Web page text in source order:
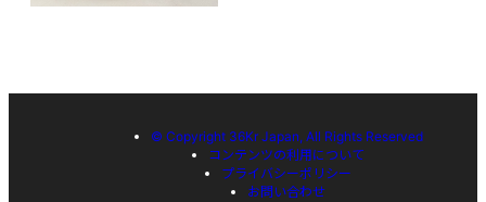
© Copyright 36Kr Japan, All Rights Reserved
コンテンツの利用について
プライバシーポリシー
お問い合わせ